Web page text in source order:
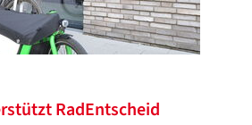
RadEntscheid